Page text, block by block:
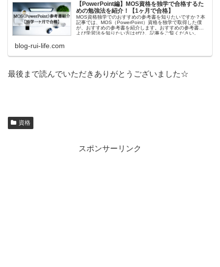
【PowerPoint編】MOS資格を独学で合格するた
めの勉強法を紹介！【1ヶ月で合格】
MOS資格独学でのおすすめの参考書を知りたいですか？本
記事では、MOS（PowerPoint）資格を独学で取得した僕
が、おすすめの参考書を紹介します。おすすめの参考書お
よび学習法を知りたい方はぜひ、記事をご覧ください。
blog-rui-life.com
最後まで読んでいただきありがとうございました☆
資格
スポンサーリンク